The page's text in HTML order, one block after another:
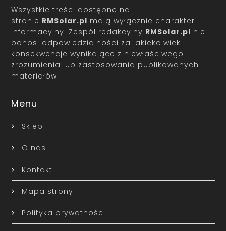
Wszystkie treści dostępne na
stronie RMSolar.pl mają wyłącznie charakter
informacyjny. Zespół redakcyjny RMSolar.pl nie
ponosi odpowiedzialności za jakiekolwiek
konsekwencje wynikające z niewłaściwego
zrozumienia lub zastosowania publikowanych
materiałów.
Menu
Sklep
O nas
Kontakt
Mapa strony
Polityka prywatności